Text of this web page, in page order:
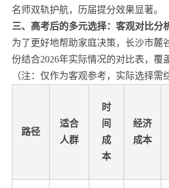
名师双轨护航，历届提分效果显著。
三、高考后的多元选择：客观对比分
为了更好地帮助家庭决策，长沙市麓
份结合2026年实际情况的对比表，覆
（注：仅作为客观参考，实际选择需
路径
适合
人群
时
间
成
本
经济
成本